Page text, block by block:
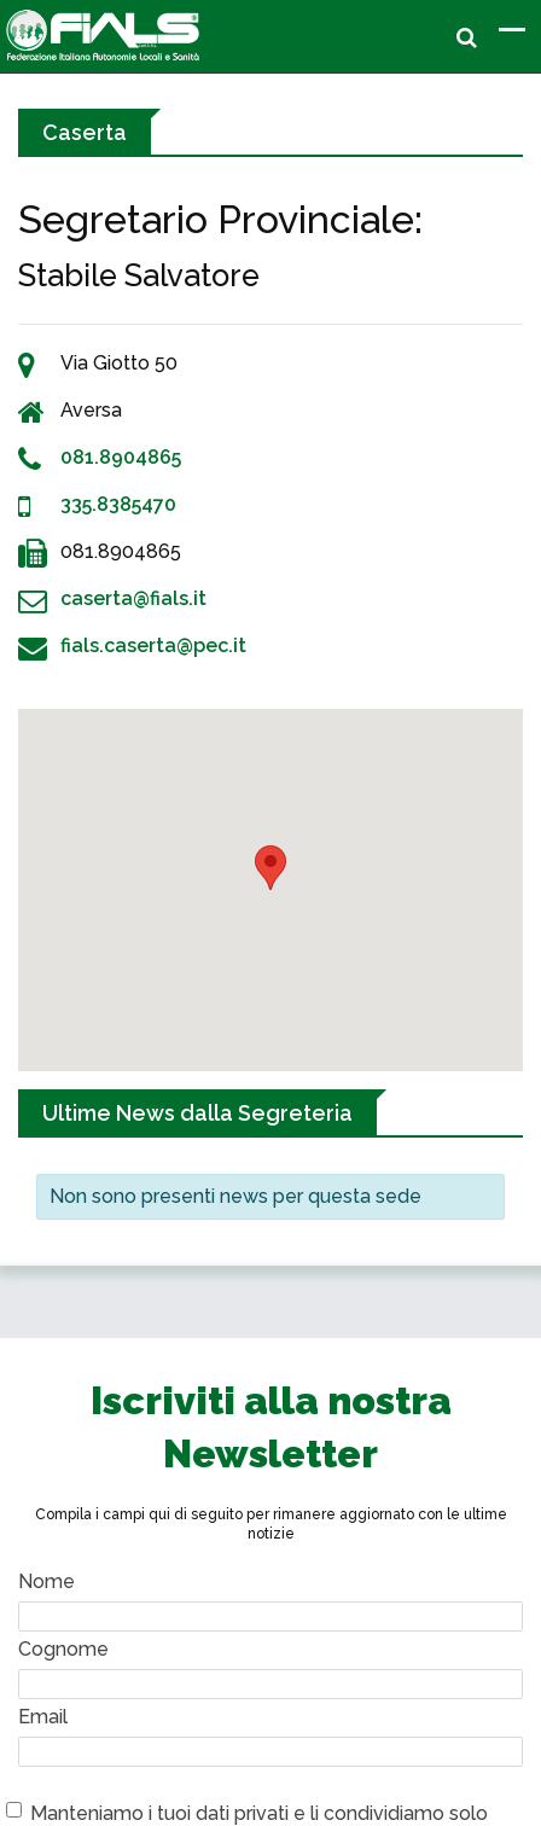
Caserta
Segretario Provinciale:
Stabile Salvatore
Via Giotto 50
Aversa
081.8904865
335.8385470
081.8904865
caserta@fials.it
fials.caserta@pec.it
Ultime News dalla Segreteria
Non sono presenti news per questa sede
Iscriviti alla nostra
Newsletter
Compila i campi qui di seguito per rimanere aggiornato con le ultime
notizie
Nome
Cognome
Email
Manteniamo i tuoi dati privati e li condividiamo solo